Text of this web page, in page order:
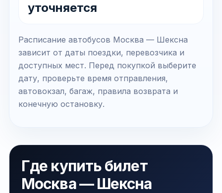
уточняется
Расписание автобусов Москва — Шексна
зависит от даты поездки, перевозчика и
доступных мест. Перед покупкой выберите
дату, проверьте время отправления,
автовокзал, багаж, правила возврата и
конечную остановку.
Где купить билет
Москва — Шексна